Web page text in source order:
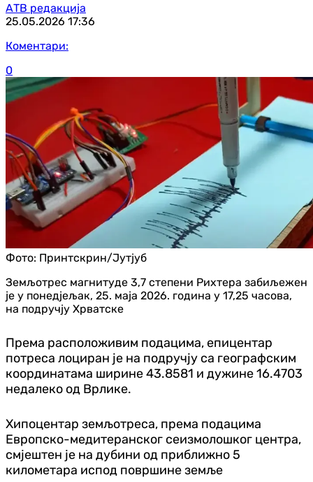
АТВ редакција
25.05.2026 17:36
Коментари:
0
Фото: Принтскрин/Јутјуб
Земљотрес магнитуде 3,7 степени Рихтера забиљежен
је у понедјељак, 25. маја 2026. година у 17,25 часова,
на подручју Хрватске
Према расположивим подацима, епицентар
потреса лоциран је на подручју са географским
координатама ширине 43.8581 и дужине 16.4703
недалеко од Врлике.
Хипоцентар земљотреса, према подацима
Европско-медитеранског сеизмолошког центра,
смјештен је на дубини од приближно 5
километара испод површине земље